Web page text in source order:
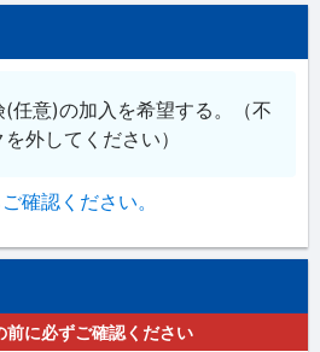
任意)の加入を希望する。
（不
外してください）
確認ください。
前に必ずご確認ください